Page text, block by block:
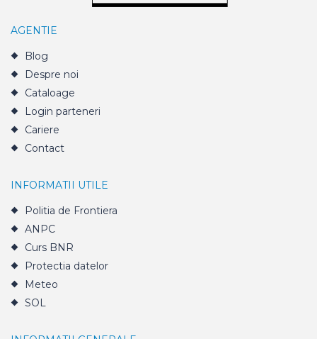
AGENTIE
Blog
Despre noi
Cataloage
Login parteneri
Cariere
Contact
INFORMATII UTILE
Politia de Frontiera
ANPC
Curs BNR
Protectia datelor
Meteo
SOL